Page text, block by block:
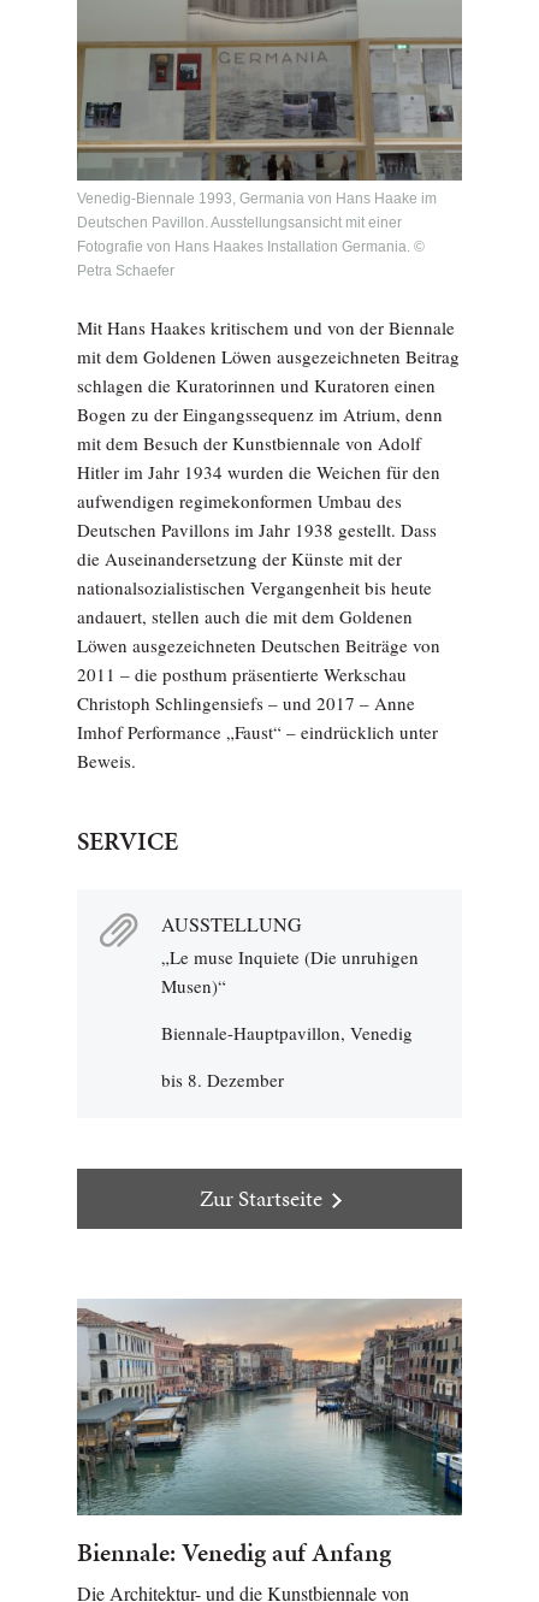
Venedig-Biennale 1993, Germania von Hans Haake im
Deutschen Pavillon. Ausstellungsansicht mit einer
Fotografie von Hans Haakes Installation Germania. ©
Petra Schaefer
Mit Hans Haakes kritischem und von der Biennale
mit dem Goldenen Löwen ausgezeichneten Beitrag
schlagen die Kuratorinnen und Kuratoren einen
Bogen zu der Eingangssequenz im Atrium, denn
mit dem Besuch der Kunstbiennale von Adolf
Hitler im Jahr 1934 wurden die Weichen für den
aufwendigen regimekonformen Umbau des
Deutschen Pavillons im Jahr 1938 gestellt. Dass
die Auseinandersetzung der Künste mit der
nationalsozialistischen Vergangenheit bis heute
andauert, stellen auch die mit dem Goldenen
Löwen ausgezeichneten Deutschen Beiträge von
2011 – die posthum präsentierte Werkschau
Christoph Schlingensiefs – und 2017 – Anne
Imhof Performance „Faust“ – eindrücklich unter
Beweis.
SERVICE
AUSSTELLUNG
„Le muse Inquiete (Die unruhigen
Musen)“
Biennale-Hauptpavillon, Venedig
bis 8. Dezember
Zur Startseite
Biennale: Venedig auf Anfang
Die Architektur- und die Kunstbiennale von